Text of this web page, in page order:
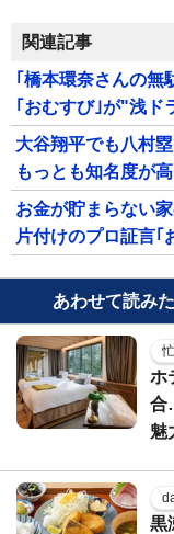
関連記事
｢橋本環奈さんの
｢おむすび｣が"浅ド
大谷翔平でも八村
もっとも知名度が
お金が貯まらない
片付けのプロ証言｢
あわせて読み
ホ
合
魅
黒